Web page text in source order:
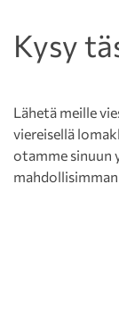
Kysy
Lähetä meille
viereisellä
otamme sinuun